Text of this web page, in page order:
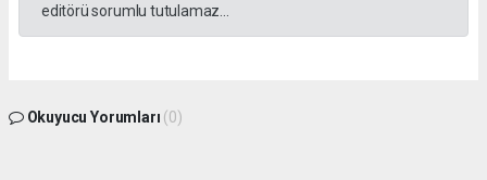
editörü sorumlu tutulamaz...
Okuyucu Yorumları (0)